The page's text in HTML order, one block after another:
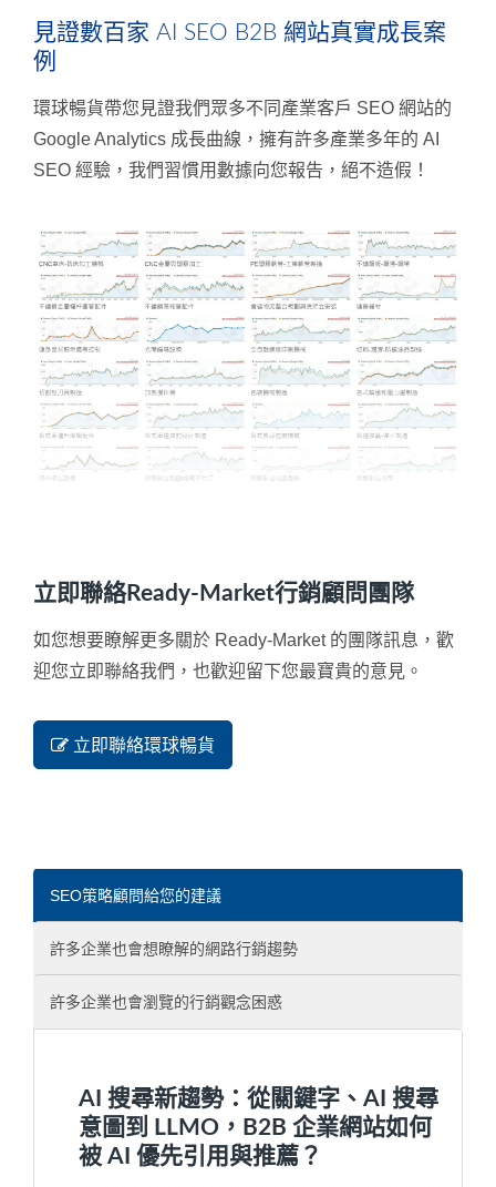
見證數百家 AI SEO B2B 網站真實成長案
例
環球暢貨帶您見證我們眾多不同產業客戶 SEO 網站的
Google Analytics 成長曲線，擁有許多產業多年的 AI
SEO 經驗，我們習慣用數據向您報告，絕不造假！
立即聯絡Ready-Market行銷顧問團隊
如您想要瞭解更多關於 Ready-Market 的團隊訊息，歡
迎您立即聯絡我們，也歡迎留下您最寶貴的意見。
立即聯絡環球暢貨
SEO策略顧問給您的建議
許多企業也會想瞭解的網路行銷趨勢
許多企業也會瀏覽的行銷觀念困惑
AI 搜尋新趨勢：從關鍵字、AI 搜尋
意圖到 LLMO，B2B 企業網站如何
被 AI 優先引用與推薦？